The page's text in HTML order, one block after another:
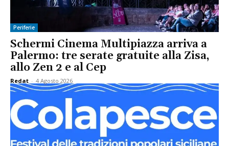
Periferie
Schermi Cinema Multipiazza arriva a
Palermo: tre serate gratuite alla Zisa,
allo Zen 2 e al Cep
Redat - 4 Agosto 2026